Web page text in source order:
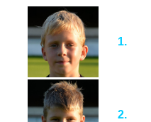
1.
2.